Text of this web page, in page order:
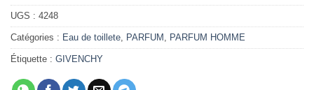
UGS : 4248
Catégories : Eau de toillete PARFUM PARFUM HOMME
Étiquette : GIVENCHY